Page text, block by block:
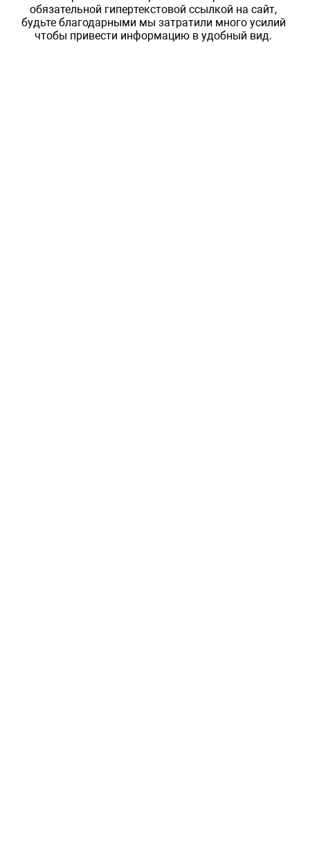
обязательной гипертекстовой ссылкой на сайт,
будьте благодарными мы затратили много усилий
чтобы привести информацию в удобный вид.